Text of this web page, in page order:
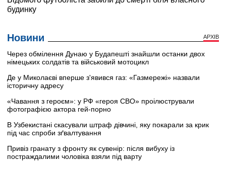
Новини АРХІВ
Через обмілення Дунаю у Будапешті знайшли останки двох
німецьких солдатів та військовий мотоцикл
Де у Миколаєві вперше з'явився газ: «Газмережі» назвали
історичну адресу
«Чавання з героєм»: у РФ «героя СВО» проілюстрували
фотографією актора гей-порно
В Узбекистані скасували штраф дівчині, яку покарали за крик
під час спроби зґвалтування
Привіз гранату з фронту як сувенір: після вибуху із
постраждалими чоловіка взяли під варту